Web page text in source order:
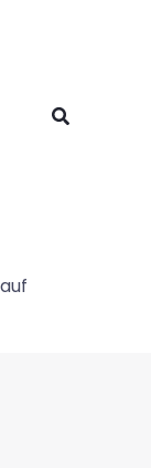
Suchen